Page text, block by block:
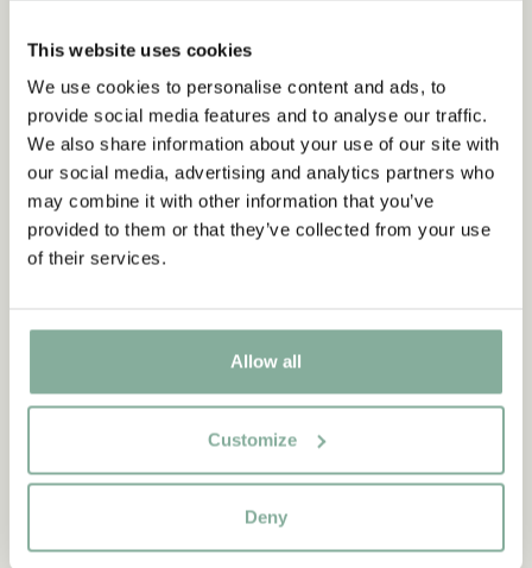
This website uses cookies
We use cookies to personalise content and ads, to
provide social media features and to analyse our traffic.
We also share information about your use of our site with
our social media, advertising and analytics partners who
may combine it with other information that you’ve
provided to them or that they’ve collected from your use
of their services.
Allow all
Customize
Deny
“If you are very strong, you
must also be very kind.”